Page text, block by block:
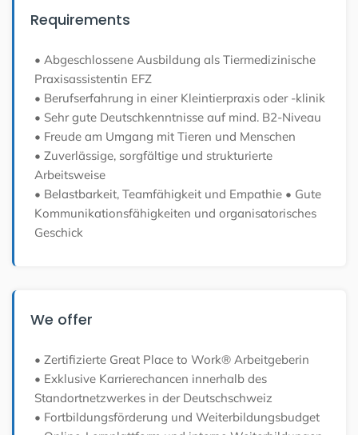
Requirements
• Abgeschlossene Ausbildung als Tiermedizinische
Praxisassistentin EFZ
• Berufserfahrung in einer Kleintierpraxis oder -klinik
• Sehr gute Deutschkenntnisse auf mind. B2-Niveau
• Freude am Umgang mit Tieren und Menschen
• Zuverlässige, sorgfältige und strukturierte
Arbeitsweise
• Belastbarkeit, Teamfähigkeit und Empathie • Gute
Kommunikationsfähigkeiten und organisatorisches
Geschick
We offer
• Zertifizierte Great Place to Work® Arbeitgeberin
• Exklusive Karrierechancen innerhalb des
Standortnetzwerkes in der Deutschschweiz
• Fortbildungsförderung und Weiterbildungsbudget